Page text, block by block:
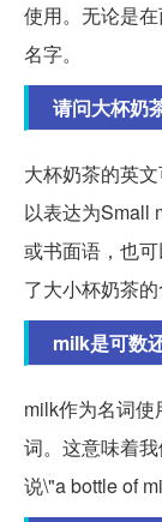
使用。无论是
名字。
请问大杯奶
大杯奶茶的英
以表达为Small
或书面语，也
了大小杯奶茶的
milk是可数
milk作为名词使
词。这意味着
说\"a bottle of